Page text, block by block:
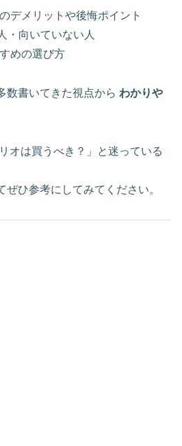
デメリットや後悔ポイント
・向いていない人
めの選び方
数書いてきた視点から わかりや
オは買うべき？」と迷っている
ぜひ参考にしてみてください。